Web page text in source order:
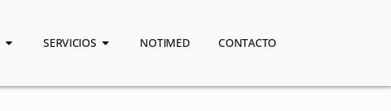
SERVICIOS NOTIMED CONTACTO